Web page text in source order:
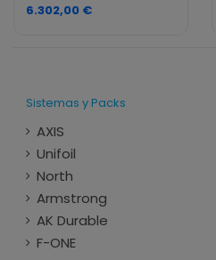
6.302,00 €
Sistemas y Packs
AXIS
Unifoil
North
Armstrong
AK Durable
F-ONE